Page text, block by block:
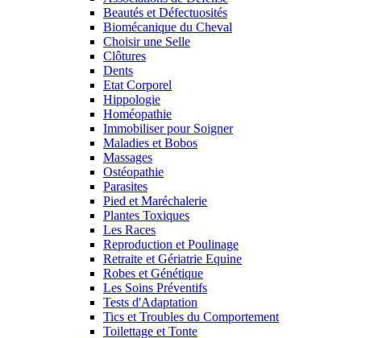
Beautés et Défectuosités
Biomécanique du Cheval
Choisir une Selle
Clôtures
Dents
Etat Corporel
Hippologie
Homéopathie
Immobiliser pour Soigner
Maladies et Bobos
Massages
Ostéopathie
Parasites
Pied et Maréchalerie
Plantes Toxiques
Les Races
Reproduction et Poulinage
Retraite et Gériatrie Equine
Robes et Génétique
Les Soins Préventifs
Tests d'Adaptation
Tics et Troubles du Comportement
Toilettage et Tonte